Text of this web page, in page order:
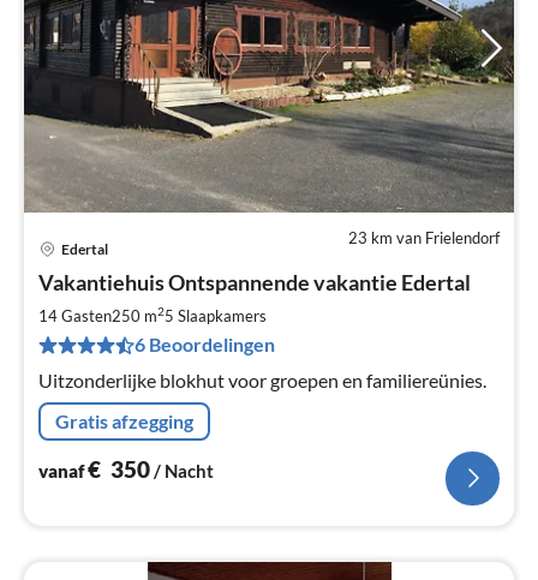
23 km van Frielendorf
Edertal
Vakantiehuis Ontspannende vakantie Edertal
14 Gasten250 m25 Slaapkamers
6 Beoordelingen
Uitzonderlijke blokhut voor groepen en familiereünies.
Gratis afzegging
vanaf€ 350 / Nacht